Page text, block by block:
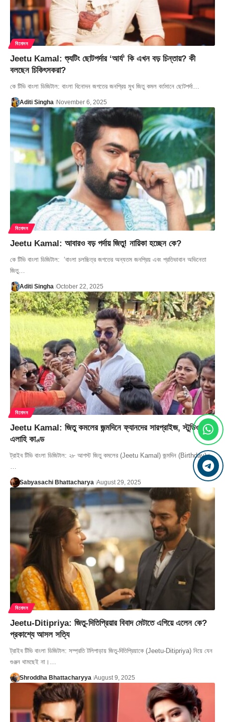
বিনোদন
Jeetu Kamal: শ্যুটিং ছোটপর্দার ‘আর্য’ কি এখন বড় চিন্তায়? কী
বলছেন চিকিৎসকরা?
কে টিভি বাংলা ডিজিটাল: বাংলা বিনোদন জগতের জনপ্রিয় মুখ জিতু কমল বর্তমানে ছোটপর্দা…
Aditi Singha November 6, 2025
বিনোদন
Jeetu Kamal: আবারও বড় পর্দায় জিতু! নায়িকা হচ্ছেন কে?
কে টিভি বাংলা ডিজিটাল: ‘বাংলা চলচ্চিত্র জগতের অন্যতম জনপ্রিয় এবং প্রতিভাবান অভিনেতা
জিতু…
Aditi Singha October 22, 2025
বিনোদন
Jeetu Kamal: জিতু কমলের জন্মদিনে ফ্যানদের সারপ্রাইজ, স্টুডিওতে
এলাহি কাণ্ড
ট্রাইব টিভি বাংলা ডিজিটাল: ২৮ আগস্ট জিতু কমলের (Jeetu Kamal) জন্মদিন (Birthday)।
Sabyasachi Bhattacharya August 29, 2025
বিনোদন
Jeetu-Ditipriya: জিতু-দিতিপ্রিয়ার বিবাদ মেটাতে এগিয়ে এলেন কে?
প্রকাশ্যে আসল সত্যি
ট্রাইব টিভি বাংলা ডিজিটাল: সম্প্রতি টলিপাড়ায় জিতু-দিতিপ্রিয়াকে (Jeetu-Ditipriya) নিয়ে যেন
গুঞ্জন থামছেই না।…
Shroddha Bhattacharyya August 9, 2025